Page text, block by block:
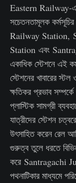
Eastern Railway-এর
সচেতনতামূলক
Railway Station,
Station এবং
একাধিক স্টেশনে এই
স্টেশনের খাবারের স্টল
ক্ষতিকর প্রভাব
প্লাস্টিক সামগ্রী
যাত্রীদের স্টেশন
উৎসাহিত করেন রেল
গুরুত্ব তুলে ধরতে
করে Santragachi
পথনাটিকার মাধ্যমে